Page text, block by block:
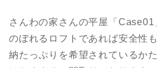
さんわの家さんの平屋「
のぼれるロフトであれば安全性
納たっぷりを希望されているか